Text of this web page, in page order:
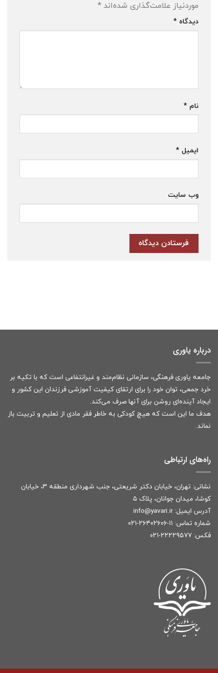
موردنیاز علامت‌گذاری شده‌اند *
دیدگاه *
نام *
ایمیل *
وب‌ سایت
درباره یاوری
جامعه یاوری فرهنگی، سازمانی نظام‌مند و غیرانتفاعی است که با تکیه بر
خرد جمعی، توان خود را برای ارتقای کیفیت آموزشی فرزندان این کشور و
ایجاد آینده‌ای روشن برای آنها صرف می‌کند.
هدف ما این است که هیچ کودکی به خاطر فقر مادی از تعلیم و تربیت باز
نماند.
راه‌های ارتباطی
نشانی: تهران، خیابان دکتر شریعتی، جنب شهرداری منطقه ۳، خیابان
کوشا، میدان جوانان، پلاک ۵
آدرس ایمیل: info@yavari.ir
شماره تماس: ۱۱-۲۶۴۰۲۶۰۶-۰۲۱
فکس: ۲۲۲۲۹۵۷۷-۰۲۱